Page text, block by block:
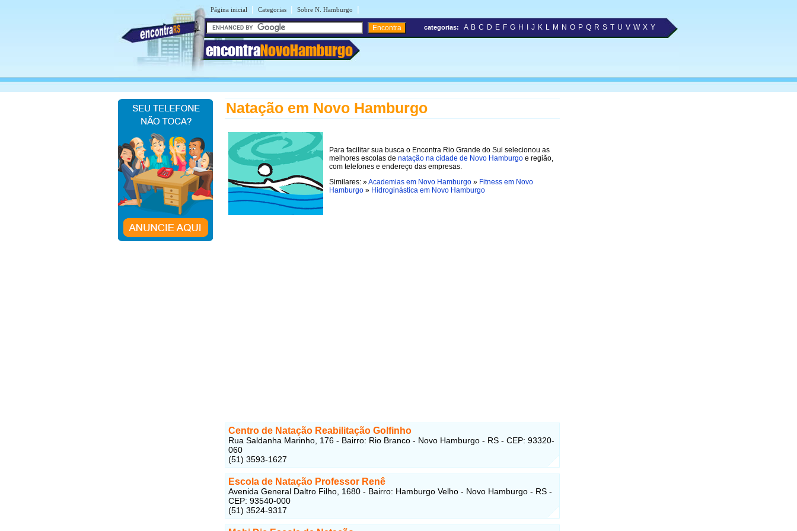
Página inicial | Categorias | Sobre N. Hamburgo |
encontraNovoHamburgo
categorias: A B C D E F G H J K L M N O P Q R S T U V W X Y
Natação em Novo Hamburgo
Para facilitar sua busca o Encontra Rio Grande do Sul selecionou as
melhores escolas de natação na cidade de Novo Hamburgo e região,
com telefones e endereço das empresas.
Similares: »Academias em Novo Hamburgo » Fitness em Novo
Hamburgo » Hidroginástica em Novo Hamburgo
Centro de Natação Reabilitação Golfinho
Rua Saldanha Marinho, 176 - Bairro: Rio Branco - Novo Hamburgo - RS - CEP: 93320-
060
(51) 3593-1627
Escola de Natação Professor Renê
Avenida General Daltro Filho, 1680 - Bairro: Hamburgo Velho - Novo Hamburgo - RS -
CEP: 93540-000
(51) 3524-9317